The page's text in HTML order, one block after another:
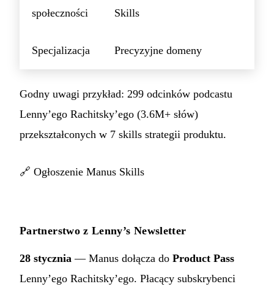
społeczności
Skills
Specjalizacja Precyzyjne domeny
Godny uwagi przykład: 299 odcinków podcastu
Lenny’ego Rachitsky’ego (3.6M+ słów)
przekształconych w 7 skills strategii produktu.
🔗 Ogłoszenie Manus Skills
Partnerstwo z Lenny’s Newsletter
28 stycznia — Manus dołącza do Product Pass
Lenny’ego Rachitsky’ego. Płacący subskrybenci